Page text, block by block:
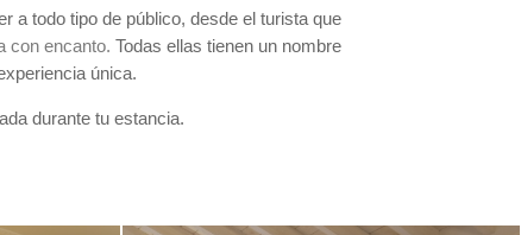
a todo tipo de público, desde el turista que
con encanto. Todas ellas tienen un nombre
única.
durante tu estancia.